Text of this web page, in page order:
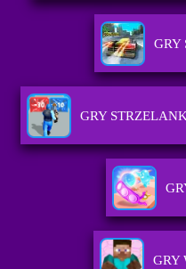
GRY
GRY
GRY